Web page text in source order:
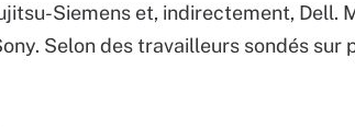
Siemens et, indirectement, Dell.
Selon des travailleurs sondés sur